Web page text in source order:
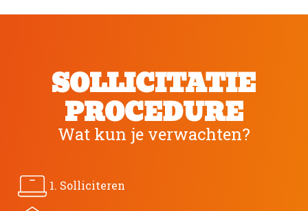
SOLLICITATIE
PROCEDURE
Wat kun je verwachten?
1. Solliciteren